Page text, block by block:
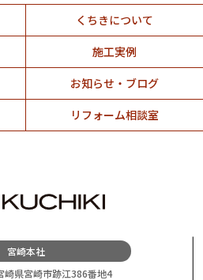
くちきについて
施工実例
お知らせ・ブログ
リフォーム相談室
宮崎本社
崎県宮崎市跡江386番地4